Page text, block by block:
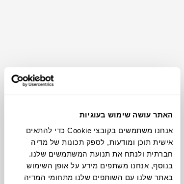
האתר עושה שימוש בעוגיות
אנחנו משתמשים בקובצי Cookie כדי להתאים
אישית תוכן ומודעות, לספק תכונות של מדיה
חברתית ולנתח את תנועת המשתמשים שלנו.
בנוסף, אנחנו משתפים מידע על אופן השימוש
באתר שלנו עם השותפים שלנו מתחומי המדיה